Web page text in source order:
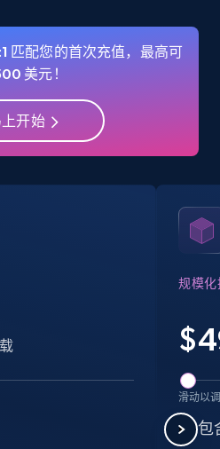
Region, About,
and more.
注册使用
information -
Region, About,
and more.
title, Company name,
匹配您的首次充值，最高可
美元！
开始
规模化
$
滑动以
包